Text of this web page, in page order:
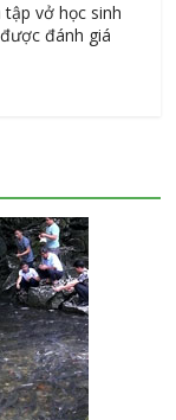
tập vở học sinh
đánh giá
sinh 96 trang
lớn có tiếng ở
vụ sửa cửa
uy tín, giá rẻ